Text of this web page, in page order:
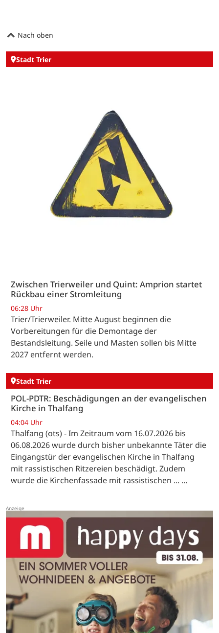
Nach oben
Stadt Trier
Zwischen Trierweiler und Quint: Amprion startet
Rückbau einer Stromleitung
06:28 Uhr
Trier/Trierweiler. Mitte August beginnen die
Vorbereitungen für die Demontage der
Bestandsleitung. Seile und Masten sollen bis Mitte
2027 entfernt werden.
Stadt Trier
POL-PDTR: Beschädigungen an der evangelischen
Kirche in Thalfang
04:04 Uhr
Thalfang (ots) - Im Zeitraum vom 16.07.2026 bis
06.08.2026 wurde durch bisher unbekannte Täter die
Eingangstür der evangelischen Kirche in Thalfang
mit rassistischen Ritzereien beschädigt. Zudem
wurde die Kirchenfassade mit rassistischen ... …